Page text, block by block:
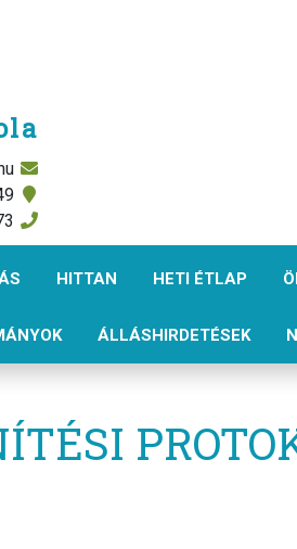
HITTAN HETI ÉTLAP
ÁLLÁSHIRDETÉSEK